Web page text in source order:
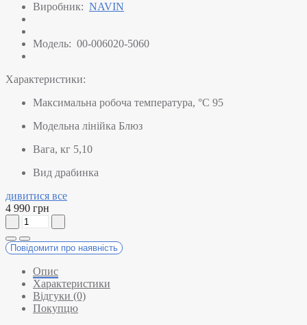
Виробник: NAVIN
Модель: 00-006020-5060
Характеристики:
Максимальна робоча температура, °C 95
Модельна лінійка Блюз
Вага, кг 5,10
Вид драбинка
дивитися все
4 990 грн
Повідомити про наявність
Опис
Характеристики
Відгуки (0)
Покупцю